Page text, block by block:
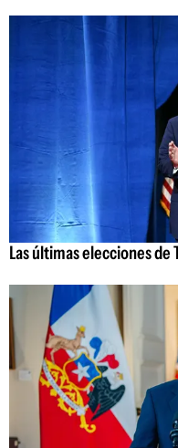
Las últimas elecciones de